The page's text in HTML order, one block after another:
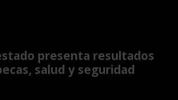
presenta resultados
salud y seguridad